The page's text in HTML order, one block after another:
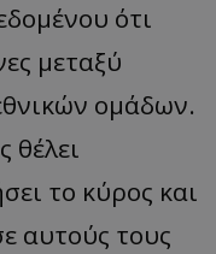
ότι
μεταξύ
ομάδων.
θέλει
το κύρος και
αυτούς τους